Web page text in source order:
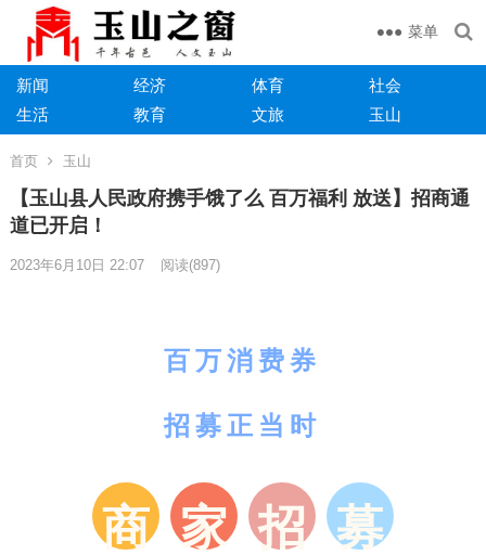
菜单
新闻 经济 体育
社会
生活
教育 文旅 玉山
首页 玉山
【玉山县人民政府携手饿了么 百万福利 放送】招商通
道已开启！
2023年6月10日 22:07 阅读(897)
百万消费券
招募正当时
商 家 招 募